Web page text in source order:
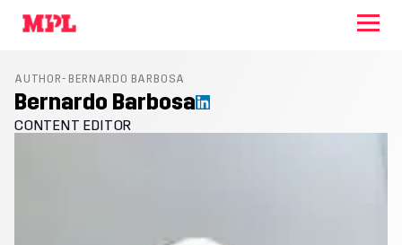
AUTHOR- BERNARDO BARBOSA
Bernardo Barbosa
CONTENT EDITOR